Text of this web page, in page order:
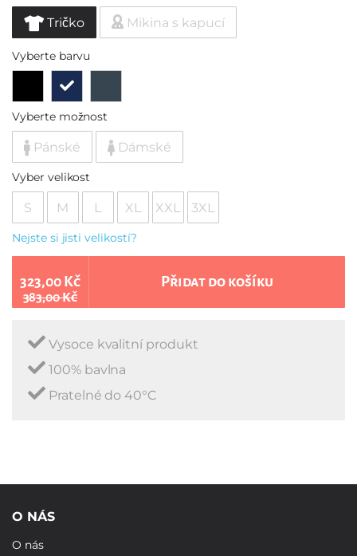
Tričko Mikina s kapucí
Vyberte barvu
Vyberte možnost
Pánské Dámské
Vyber velikost
S M L XL XXL 3XL
Nejste si jisti velikostí?
323,00 Kč
383,00 Kč
Přidat do košíku
Vysoce kvalitní produkt
100% bavlna
Pratelné do 40°C
O NÁS
O nás